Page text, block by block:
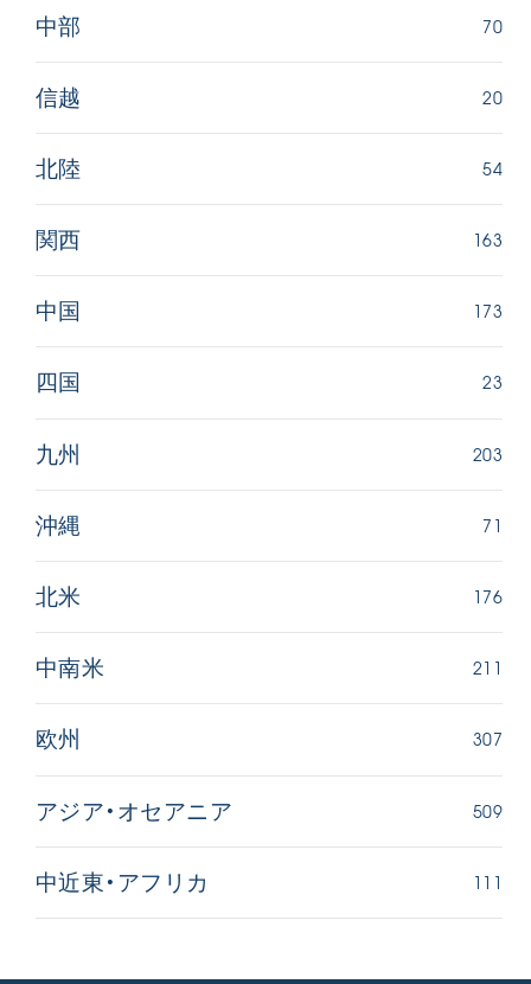
中部 70
信越 20
北陸 54
関西 163
中国 173
四国 23
九州 203
沖縄 71
北米 176
中南米 211
欧州 307
アジア・オセアニア 509
中近東・アフリカ 111